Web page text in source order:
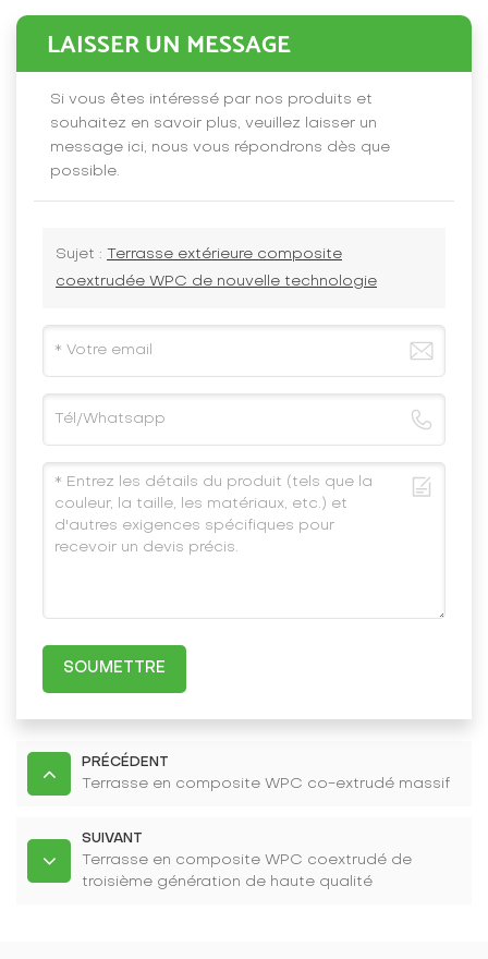
LAISSER UN MESSAGE
Si vous êtes intéressé par nos produits et
souhaitez en savoir plus, veuillez laisser un
message ici, nous vous répondrons dès que
possible.
Sujet : Terrasse extérieure composite
coextrudée WPC de nouvelle technologie
SOUMETTRE
PRÉCÉDENT
Terrasse en composite WPC co-extrudé massif
SUIVANT
Terrasse en composite WPC coextrudé de
troisième génération de haute qualité